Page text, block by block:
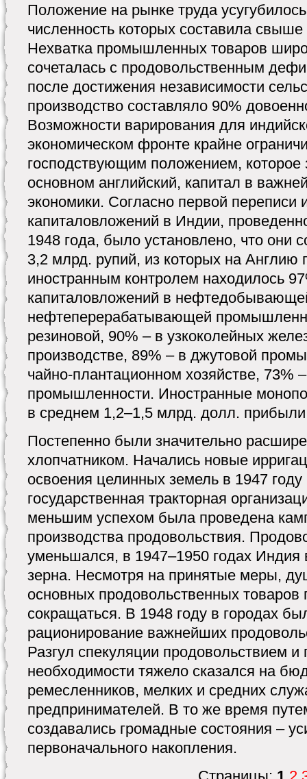
Положение на рынке труда
численность которых составила
Нехватка промышленных товаров
сочеталась с продовольственным
после достижения независимости
производство составляло 90%
Возможности варирования для
экономическом фронте крайне
господствующим положением,
основном английский, капитал в
экономики. Согласно первой переписи
капиталовложений в Индии,
1948 года, было установлено, что они
3,2 млрд. рупий, из которых на Англию
иностранным контролем находилось
капиталовложений в
нефтеперерабатывающей
резиновой, 90% – в узкоколейных
производстве, 89% – в джутовой
чайно-плантационном хозяйстве,
промышленности. Иностранные
в среднем 1,2–1,5 млрд. долл.
Постепенно были значительно
хлопчатником. Начались новые
освоения целинных земель в 1947
государственная тракторная
меньшим успехом была проведена
производства продовольствия.
уменьшался, в 1947–1950 годах
зерна. Несмотря на принятые меры,
основных продовольственных
сокращаться. В 1948 году в городах
рационирование важнейших
Разгул спекуляции продовольствием
необходимости тяжело сказался на
ремесленников, мелких и средних
предпринимателей. В то же время
создавались громадные состояния –
первоначального накопления.